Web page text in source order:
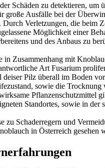
Schäden zu detektieren,
große Ausfälle bei der
Durch Verletzungen, die beim
Möglichkeit einer
und des Anbaus zu
in Zusammenhang mit
Art Fusarium
Pilz überall im Boden
sowie die
Pflanzenschutzmittel
Standortes, sowie in
zu Schaderregern und
in Österreich gesehen